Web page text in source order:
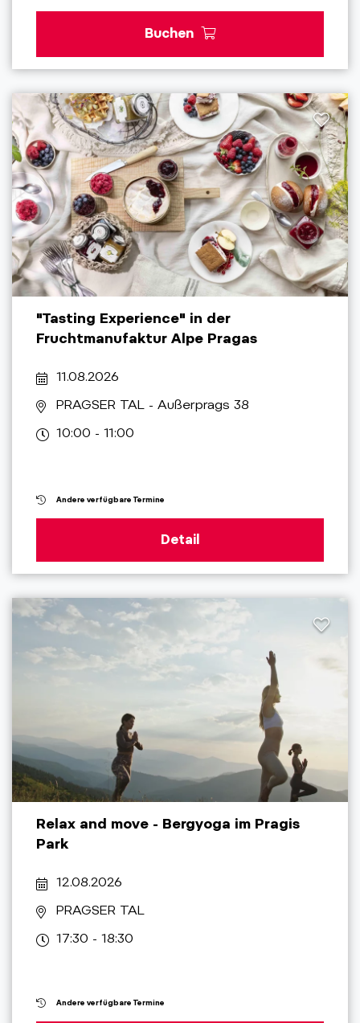
Buchen
"Tasting Experience" in der
Fruchtmanufaktur Alpe Pragas
11.08.2026
PRAGSER TAL - Außerprags 38
10:00 - 11:00
Andere verfügbare Termine
Detail
Relax and move - Bergyoga im Pragis
Park
12.08.2026
PRAGSER TAL
17:30 - 18:30
Andere verfügbare Termine